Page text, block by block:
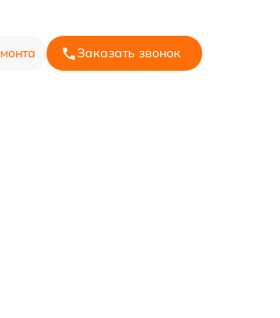
Заказать звонок